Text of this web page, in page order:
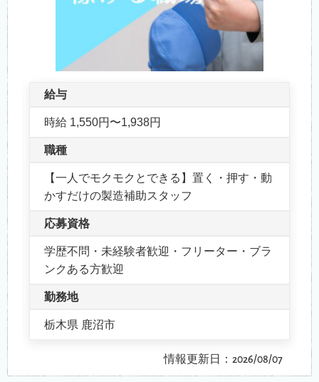
給与
時給 1,550円〜1,938円
職種
【一人でモクモクとできる】置く・押す・動
かすだけの製造補助スタッフ
応募資格
学歴不問・未経験者歓迎・フリーター・ブラ
ンクある方歓迎
勤務地
栃木県 鹿沼市
情報更新日：2026/08/07